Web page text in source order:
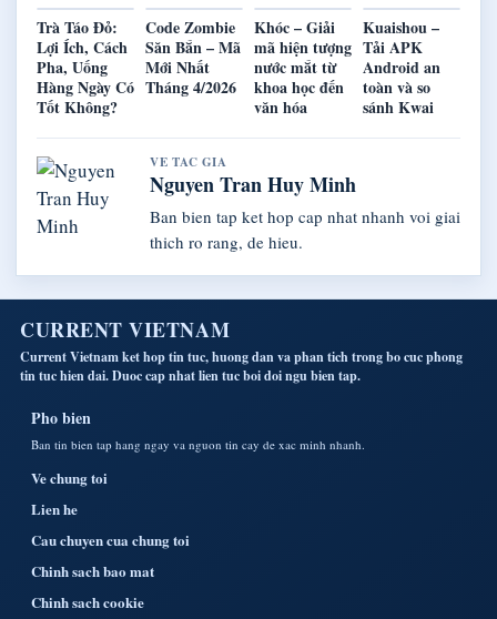
Trà Táo Đỏ:
Lợi Ích, Cách
Pha, Uống
Hàng Ngày Có
Tốt Không?
Code Zombie
Săn Bắn – Mã
Mới Nhất
Tháng 4/2026
Khóc – Giải
mã hiện tượng
nước mắt từ
khoa học đến
văn hóa
Kuaishou –
Tải APK
Android an
toàn và so
sánh Kwai
VE TAC GIA
Nguyen Tran Huy Minh
Ban bien tap ket hop cap nhat nhanh voi giai
thich ro rang, de hieu.
CURRENT VIETNAM
Current Vietnam ket hop tin tuc, huong dan va phan tich trong bo cuc phong
tin tuc hien dai. Duoc cap nhat lien tuc boi doi ngu bien tap.
Pho bien
Ban tin bien tap hang ngay va nguon tin cay de xac minh nhanh.
Ve chung toi
Lien he
Cau chuyen cua chung toi
Chinh sach bao mat
Chinh sach cookie